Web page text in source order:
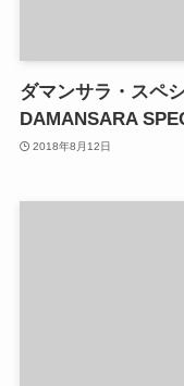
ダマンサラ・スペ
DAMANSARA
2018年8月12日